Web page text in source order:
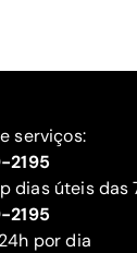
serviços:
2195
dias úteis das
2195
por dia